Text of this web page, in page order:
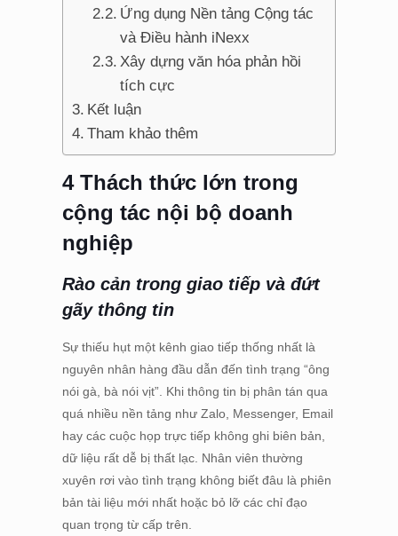
Ứng dụng Nền tảng Cộng tác
và Điều hành iNexx
Xây dựng văn hóa phản hồi
tích cực
Kết luận
Tham khảo thêm
4 Thách thức lớn trong
cộng tác nội bộ doanh
nghiệp
Rào cản trong giao tiếp và đứt
gãy thông tin
Sự thiếu hụt một kênh giao tiếp thống nhất là
nguyên nhân hàng đầu dẫn đến tình trạng “ông
nói gà, bà nói vịt”. Khi thông tin bị phân tán qua
quá nhiều nền tảng như Zalo, Messenger, Email
hay các cuộc họp trực tiếp không ghi biên bản,
dữ liệu rất dễ bị thất lạc. Nhân viên thường
xuyên rơi vào tình trạng không biết đâu là phiên
bản tài liệu mới nhất hoặc bỏ lỡ các chỉ đạo
quan trọng từ cấp trên.